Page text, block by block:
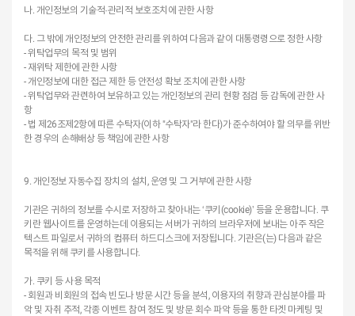
나. 개인정보의 기술적·관리적 보호조치에 관한 사항
다. 그 밖에 개인정보의 안전한 관리를 위하여 다음과 같이 대통령령으로 정한 사항
- 위탁업무의 목적 및 범위
- 재위탁 제한에 관한 사항
- 개인정보에 대한 접근 제한 등 안전성 확보 조치에 관한 사항
- 위탁업무와 관련하여 보유하고 있는 개인정보의 관리 현황 점검 등 감독에 관한 사
항
- 법 제26조제2항에 따른 수탁자(이하 "수탁자"라 한다)가 준수하여야 할 의무를 위반
한 경우의 손해배상 등 책임에 관한 사항
9. 개인정보 자동수집 장치의 설치, 운영 및 그 거부에 관한 사항
기관은 귀하의 정보를 수시로 저장하고 찾아내는 ‘쿠키(cookie)’ 등을 운용합니다. 쿠
키란 웹사이트를 운영하는데 이용되는 서버가 귀하의 브라우저에 보내는 아주 작은
텍스트 파일로서 귀하의 컴퓨터 하드디스크에 저장됩니다. 기관은(는) 다음과 같은
목적을 위해 쿠키를 사용합니다.
가. 쿠키 등 사용 목적
- 회원과 비회원의 접속 빈도나 방문 시간 등을 분석, 이용자의 취향과 관심분야를 파
악 및 자취 추적, 각종 이벤트 참여 정도 및 방문 회수 파악 등을 통한 타겟 마케팅 및